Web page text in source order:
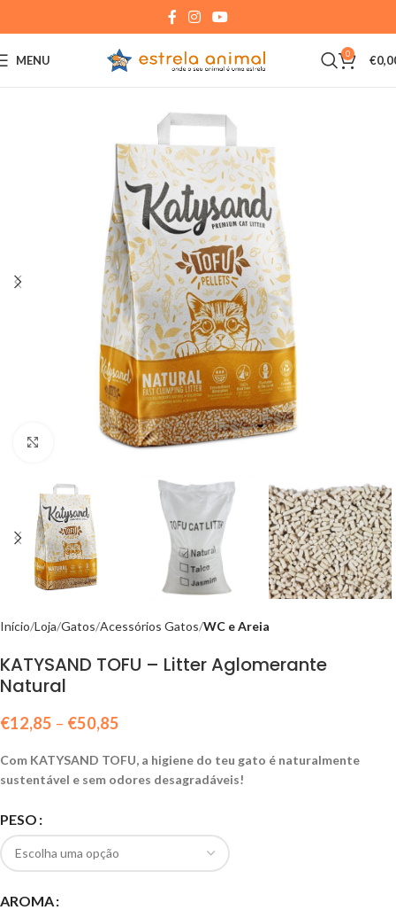
MENU 0 €
Click to enlarge
Início Loja Gatos Acessórios Gatos WC e Areia
KATYSAND TOFU – Litter Aglomerante
Natural
€12,85 – €50,85
Com KATYSAND TOFU, a higiene do teu gato é naturalmente
sustentável e sem odores desagradáveis!
PESO
AROMA